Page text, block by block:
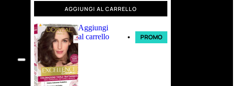
AGGIUNGI AL CARRELLO
Aggiungi
al carrello
PROMO